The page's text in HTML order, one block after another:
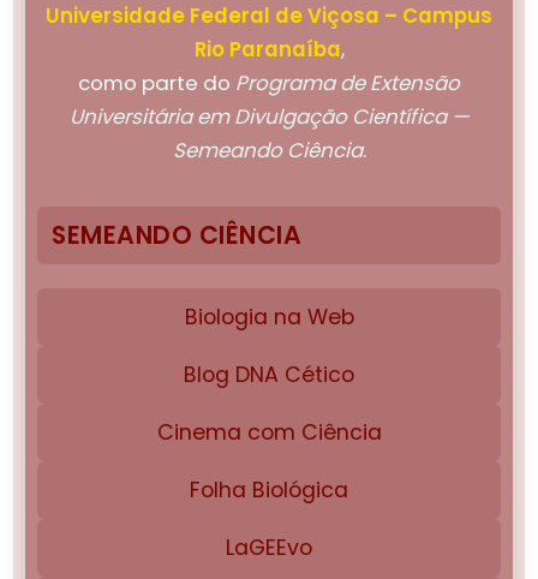
Universidade Federal de Viçosa – Campus
Rio Paranaíba,
como parte do Programa de Extensão
Universitária em Divulgação Científica —
Semeando Ciência.
SEMEANDO CIÊNCIA
Biologia na Web
Blog DNA Cético
Cinema com Ciência
Folha Biológica
LaGEEvo